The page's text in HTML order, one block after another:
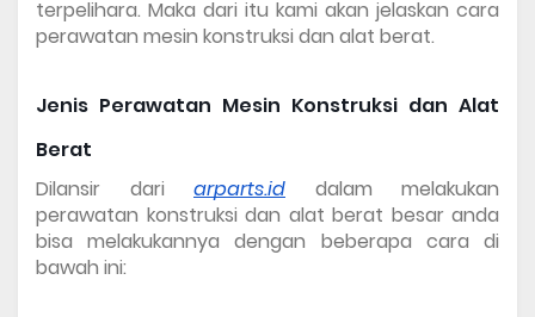
perawatan mesin konstruksi dan alat berat.
Jenis Perawatan Mesin Konstruksi dan Alat
Berat
Dilansir dari arparts.id dalam melakukan
perawatan konstruksi dan alat berat besar anda
bisa melakukannya dengan beberapa cara di
bawah ini: